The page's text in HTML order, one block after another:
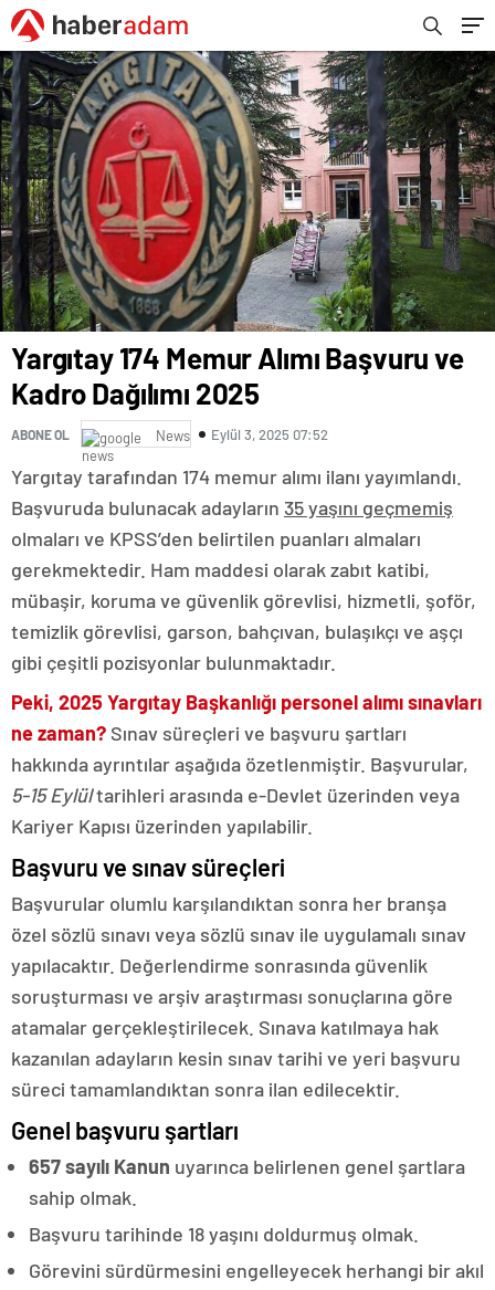
Yargıtay 174 Memur Alımı Başvuru ve
Kadro Dağılımı 2025
ABONE OL News Eylül 3, 2025 07:52
Yargıtay tarafından 174 memur alımı ilanı yayımlandı.
Başvuruda bulunacak adayların 35 yaşını geçmemiş
olmaları ve KPSS’den belirtilen puanları almaları
gerekmektedir. Ham maddesi olarak zabıt katibi,
mübaşir, koruma ve güvenlik görevlisi, hizmetli, şoför,
temizlik görevlisi, garson, bahçıvan, bulaşıkçı ve aşçı
gibi çeşitli pozisyonlar bulunmaktadır.
Peki, 2025 Yargıtay Başkanlığı personel alımı sınavları
ne zaman? Sınav süreçleri ve başvuru şartları
hakkında ayrıntılar aşağıda özetlenmiştir. Başvurular,
5-15 Eylültarihleri arasında e-Devlet üzerinden veya
Kariyer Kapısı üzerinden yapılabilir.
Başvuru ve sınav süreçleri
Başvurular olumlu karşılandıktan sonra her branşa
özel sözlü sınavı veya sözlü sınav ile uygulamalı sınav
yapılacaktır. Değerlendirme sonrasında güvenlik
soruşturması ve arşiv araştırması sonuçlarına göre
atamalar gerçekleştirilecek. Sınava katılmaya hak
kazanılan adayların kesin sınav tarihi ve yeri başvuru
süreci tamamlandıktan sonra ilan edilecektir.
Genel başvuru şartları
657 sayılı Kanun uyarınca belirlenen genel şartlara
sahip olmak.
Başvuru tarihinde 18 yaşını doldurmuş olmak.
Görevini sürdürmesini engelleyecek herhangi bir akıl